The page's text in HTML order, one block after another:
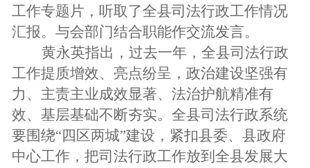
工作专题片，听取了全县司法行政工作情况
汇报。与会部门结合职能作交流发言。
黄永英指出，过去一年，全县司法行政
工作提质增效、亮点纷呈，政治建设坚强有
力、主责主业成效显著、法治护航精准有
效、基层基础不断夯实。全县司法行政系统
要围绕“四区两城”建设，紧扣县委、县政府
中心工作，把司法行政工作放到全县发展大